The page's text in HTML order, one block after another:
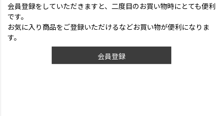
会員登録をしていただきますと、二度目のお買い物時にとても便利
です。
お気に入り商品をご登録いただけるなどお買い物が便利になりま
す。
会員登録